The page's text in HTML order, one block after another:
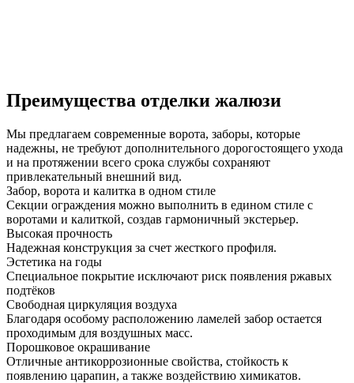
Преимущества отделки жалюзи
Мы предлагаем современные ворота, заборы, которые
надежны, не требуют дополнительного дорогостоящего ухода
и на протяжении всего срока службы сохраняют
привлекательный внешний вид.
Забор, ворота и калитка в одном стиле
Секции ограждения можно выполнить в едином стиле с
воротами и калиткой, создав гармоничный экстерьер.
Высокая прочность
Надежная конструкция за счет жесткого профиля.
Эстетика на годы
Специальное покрытие исключают риск появления ржавых
подтёков
Свободная циркуляция воздуха
Благодаря особому расположению ламелей забор остается
проходимым для воздушных масс.
Порошковое окрашивание
Отличные антикоррозионные свойства, стойкость к
появлению царапин, а также воздействию химикатов.